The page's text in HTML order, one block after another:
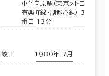
小竹向原駅(東京メトロ
有楽町線･副都心線) 3
番口 13分
竣工 1980年 7月